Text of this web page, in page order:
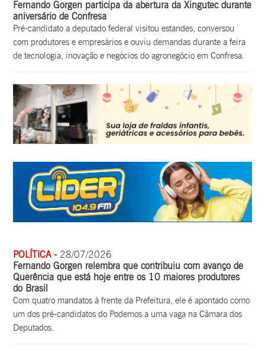
Fernando Gorgen participa da abertura da Xingutec durante
aniversário de Confresa
Pré-candidato a deputado federal visitou estandes, conversou
com produtores e empresários e ouviu demandas durante a feira
de tecnologia, inovação e negócios do agronegócio em Confresa.
POLÍTICA -28/07/2026
Fernando Gorgen relembra que contribuiu com avanço de
Querência que está hoje entre os 10 maiores produtores
do Brasil
Com quatro mandatos à frente da Prefeitura, ele é apontado como
um dos pré-candidatos do Podemos a uma vaga na Câmara dos
Deputados.